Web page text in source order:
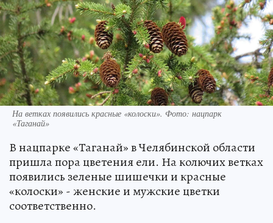
На ветках появились красные «колоски». Фото: нацпарк
«Таганай»
В нацпарке «Таганай» в Челябинской области
пришла пора цветения ели. На колючих ветках
появились зеленые шишечки и красные
«колоски» - женские и мужские цветки
соответственно.